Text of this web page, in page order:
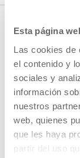
Esta página
Las cookies de
el contenido y
sociales y
información
nuestros
web, quienes
que les haya
partir del uso
REGÍSTRATE AL
AGENDA